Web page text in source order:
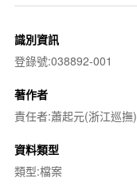
識別資訊
登錄號:038892-001
著作者
責任者:蕭起元(浙江巡撫)
資料類型
類型:檔案